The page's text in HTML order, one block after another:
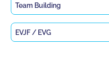
Team Building
EVJF / EVG